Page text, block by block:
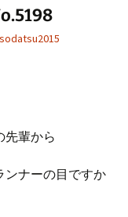
先輩から
ンナーの目ですか